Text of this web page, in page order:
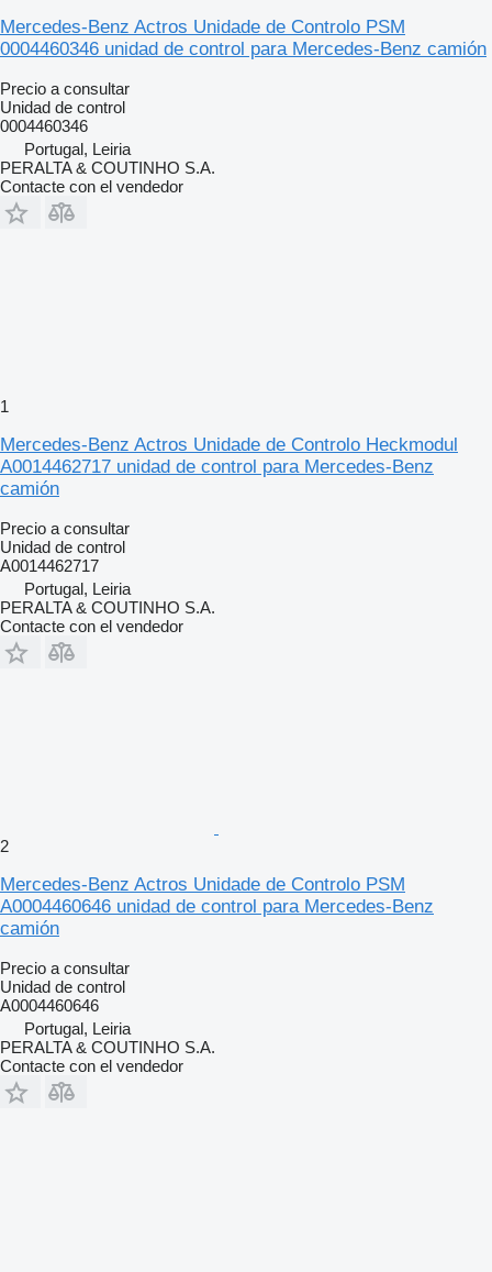
Mercedes-Benz Actros Unidade de Controlo PSM
0004460346 unidad de control para Mercedes-Benz camión
Precio a consultar
Unidad de control
0004460346
Portugal, Leiria
PERALTA & COUTINHO S.A.
Contacte con el vendedor
1
Mercedes-Benz Actros Unidade de Controlo Heckmodul
A0014462717 unidad de control para Mercedes-Benz
camión
Precio a consultar
Unidad de control
A0014462717
Portugal, Leiria
PERALTA & COUTINHO S.A.
Contacte con el vendedor
2
Mercedes-Benz Actros Unidade de Controlo PSM
A0004460646 unidad de control para Mercedes-Benz
camión
Precio a consultar
Unidad de control
A0004460646
Portugal, Leiria
PERALTA & COUTINHO S.A.
Contacte con el vendedor